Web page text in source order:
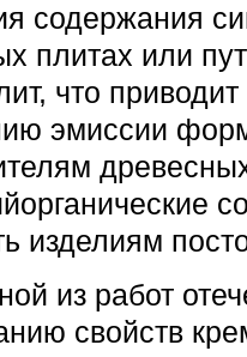
содержания
плитах или
что
эмиссии
изделиям
из работ
свойств